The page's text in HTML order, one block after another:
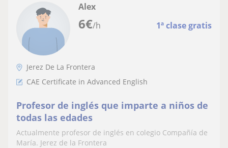
6€/h 1ª clase gratis
Alex
Jerez De La Frontera
CAE Certificate in Advanced English
Profesor de inglés que imparte a niños de
todas las edades
Actualmente profesor de inglés en colegio Compañía de
María. Jerez de la Frontera